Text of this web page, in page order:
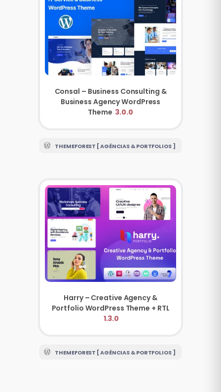
Consal – Business Consulting &
Business Agency WordPress
Theme 3.0.0
THEMEFOREST [ AGÊNCIAS & PORTFOLIOS ]
Harry – Creative Agency &
1.3.0
THEMEFOREST [ AGÊNCIAS & PORTFOLIOS ]